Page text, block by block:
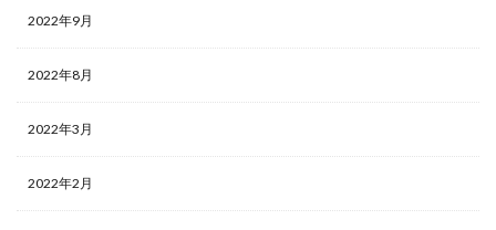
2022年9月
2022年8月
2022年3月
2022年2月